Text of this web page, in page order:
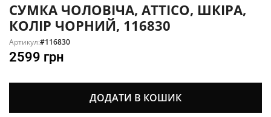
СУМКА ЧОЛОВІЧА, ATTICO, ШКІРА,
КОЛІР ЧОРНИЙ, 116830
Артикул:#116830
2599 грн
ДОДАТИ В КОШИК